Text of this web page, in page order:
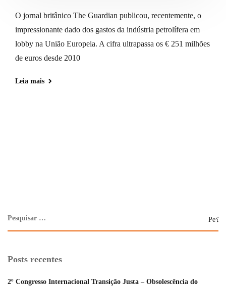
O jornal britânico The Guardian publicou, recentemente, o
impressionante dado dos gastos da indústria petrolífera em
lobby na União Europeia. A cifra ultrapassa os € 251 milhões
de euros desde 2010
Leia mais
Posts recentes
2º Congresso Internacional Transição Justa – Obsolescência do